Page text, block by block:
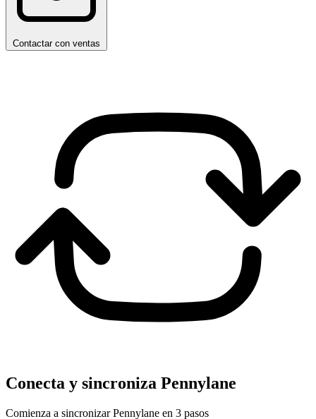
Contactar con ventas
Conecta y sincroniza Pennylane
Comienza a sincronizar Pennylane en 3 pasos